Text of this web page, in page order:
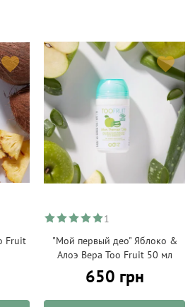
Fruit
1
"Мой первый део" Яблоко &
Алоэ Вера Too Fruit 50 мл
650 грн